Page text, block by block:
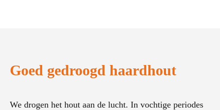
Goed gedroogd haardhout
We drogen het hout aan de lucht. In vochtige periodes